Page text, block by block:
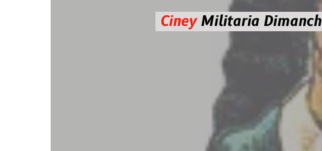
MilitariaDimanche25